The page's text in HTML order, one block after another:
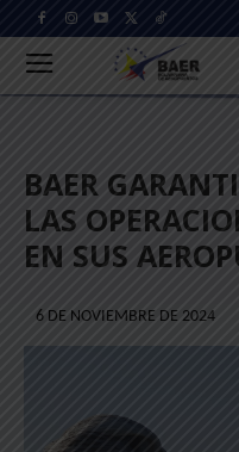
BAER
LAS
EN SUS
6 DE NOVIEMBRE DE 2024